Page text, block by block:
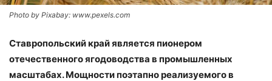
Photo by Pixabay: www.pexels.com
Ставропольский край является пионером
отечественного ягодоводства в промышленных
масштабах. Мощности поэтапно реализуемого в